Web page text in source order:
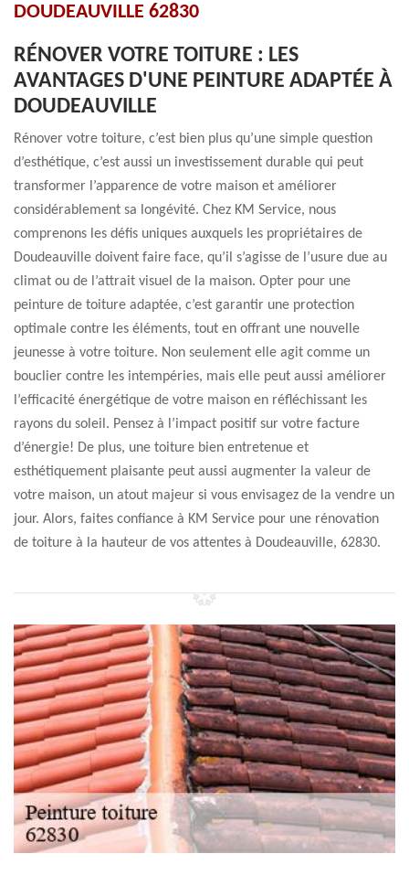
DOUDEAUVILLE 62830
RÉNOVER VOTRE TOITURE : LES
AVANTAGES D'UNE PEINTURE ADAPTÉE À
DOUDEAUVILLE
Rénover votre toiture, c’est bien plus qu’une simple question
d’esthétique, c’est aussi un investissement durable qui peut
transformer l’apparence de votre maison et améliorer
considérablement sa longévité. Chez KM Service, nous
comprenons les défis uniques auxquels les propriétaires de
Doudeauville doivent faire face, qu’il s’agisse de l’usure due au
climat ou de l’attrait visuel de la maison. Opter pour une
peinture de toiture adaptée, c’est garantir une protection
optimale contre les éléments, tout en offrant une nouvelle
jeunesse à votre toiture. Non seulement elle agit comme un
bouclier contre les intempéries, mais elle peut aussi améliorer
l’efficacité énergétique de votre maison en réfléchissant les
rayons du soleil. Pensez à l’impact positif sur votre facture
d’énergie! De plus, une toiture bien entretenue et
esthétiquement plaisante peut aussi augmenter la valeur de
votre maison, un atout majeur si vous envisagez de la vendre un
jour. Alors, faites confiance à KM Service pour une rénovation
de toiture à la hauteur de vos attentes à Doudeauville, 62830.